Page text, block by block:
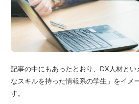
記事の中にもあったとおり、DX人材と
なスキルを持った情報系の学生」をイメ
す。